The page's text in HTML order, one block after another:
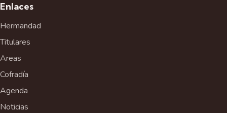
n
t
o
Enlaces
Hermandad
Titulares
Areas
Cofradía
Agenda
Noticias